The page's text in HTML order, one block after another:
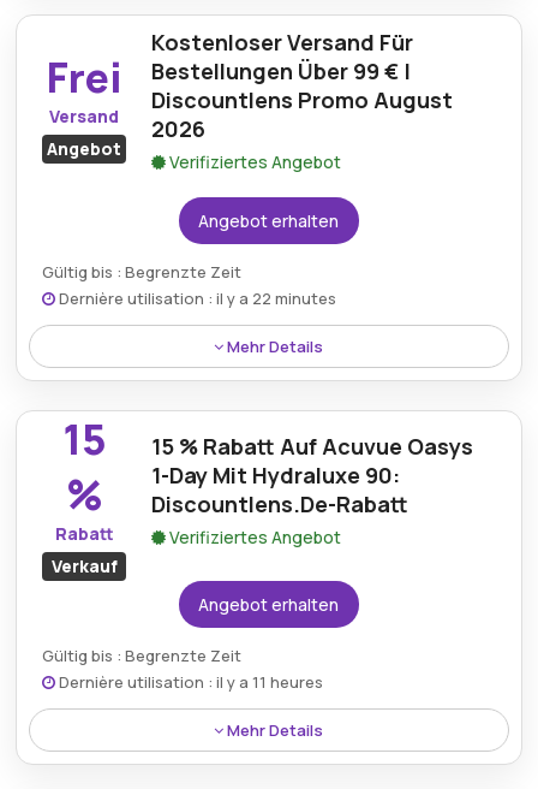
Käufer bis zu 70 % Rabatt auf ausgewählte Sale-
Artikel erhalten können. Dieser unglaubliche Rabatt
bietet Kunden eine hervorragende Gelegenheit,
hochwertige Produkte zu deutlich reduzierten
Preisen zu erwerben, wodurch es einfacher wird,
erschwingliche Optionen zu finden.
Frei
Versand
Angebot
Kostenloser Versand Für
Bestellungen Über 99 € |
Discountlens Promo August
2026
Verifiziertes Angebot
Angebot erhalten
Gültig bis : Begrenzte Zeit
Dernière utilisation : il y a 22 minutes
Mehr Details
Genießen Sie den kostenlosen Versand bei
Bestellungen über 99 € bei Discountlens. Diese
Sonderaktion stellt sicher, dass Kunden, die größere
Einkäufe tätigen, ihre Produkte ohne zusätzliche
Versandkosten liefern lassen können, was das
Einkaufserlebnis noch kostengünstiger macht.
15
%
Rabatt
Verkauf
15 % Rabatt Auf Acuvue Oasys
1-Day Mit Hydraluxe 90:
Discountlens.De-Rabatt
Verifiziertes Angebot
Angebot erhalten
Gültig bis : Begrenzte Zeit
Dernière utilisation : il y a 11 heures
Mehr Details
Discountlens.de bietet 15 % Rabatt auf Acuvue